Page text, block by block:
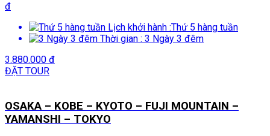
đ
Lịch khởi hành :Thứ 5 hàng tuần
Thời gian : 3 Ngày 3 đêm
3.880.000 đ
ĐẶT TOUR
OSAKA – KOBE – KYOTO – FUJI MOUNTAIN –
YAMANSHI – TOKYO